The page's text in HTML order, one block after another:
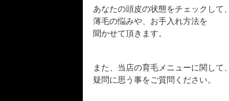
あなたの頭皮の状態をチェックして、
薄毛の悩みや、お手入れ方法を
聞かせて頂きます。
また、当店の育毛メニューに関して、
疑問に思う事をご質問ください。